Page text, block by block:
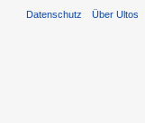
Datenschutz Über Ultos